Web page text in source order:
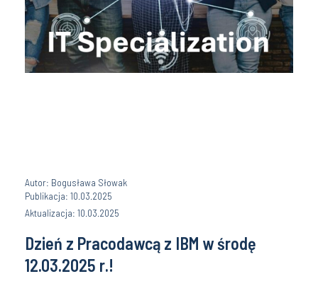
Autor: Bogusława Słowak
Publikacja: 10.03.2025
Aktualizacja: 10.03.2025
Dzień z Pracodawcą z IBM w środę
12.03.2025 r.!